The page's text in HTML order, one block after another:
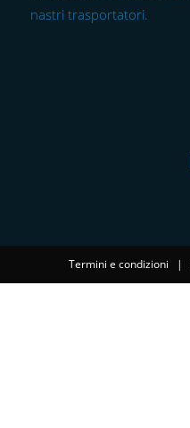
nastri trasportatori.
Termini e condizioni |